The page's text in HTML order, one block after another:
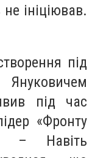
не ініціював.
під
під час
«Фронту
– Навіть